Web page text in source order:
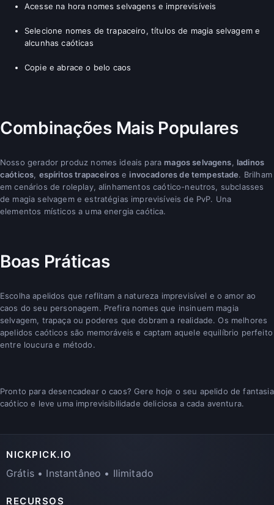
Acesse na hora nomes selvagens e imprevisíveis
Selecione nomes de trapaceiro, títulos de magia selvagem e
alcunhas caóticas
Copie e abrace o belo caos
Combinações Mais Populares
Nosso gerador produz nomes ideais para magos selvagens, ladinos
caóticos, espíritos trapaceirose invocadores de tempestade. Brilham
em cenários de roleplay, alinhamentos caótico-neutros, subclasses
de magia selvagem e estratégias imprevisíveis de PvP. Una
elementos místicos a uma energia caótica.
Boas Práticas
Escolha apelidos que reflitam a natureza imprevisível e o amor ao
caos do seu personagem. Prefira nomes que insinuem magia
selvagem, trapaça ou poderes que dobram a realidade. Os melhores
apelidos caóticos são memoráveis e captam aquele equilíbrio perfeito
entre loucura e método.
Pronto para desencadear o caos? Gere hoje o seu apelido de fantasia
caótico e leve uma imprevisibilidade deliciosa a cada aventura.
NICKPICK.IO
Grátis • Instantâneo • Ilimitado
RECURSOS